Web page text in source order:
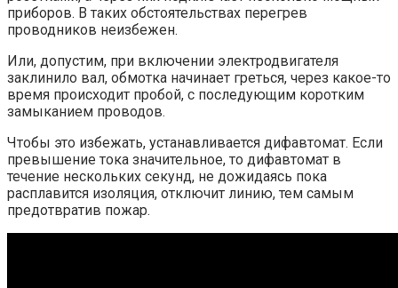
приборов. В таких обстоятельствах перегрев
проводников неизбежен.
Или, допустим, при включении электродвигателя
заклинило вал, обмотка начинает греться, через какое-то
время происходит пробой, с последующим коротким
замыканием проводов.
Чтобы это избежать, устанавливается дифавтомат. Если
превышение тока значительное, то дифавтомат в
течение нескольких секунд, не дожидаясь пока
расплавится изоляция, отключит линию, тем самым
предотвратив пожар.